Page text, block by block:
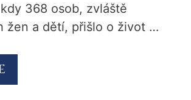
368 osob, zvláště
žen a dětí, přišlo o život …